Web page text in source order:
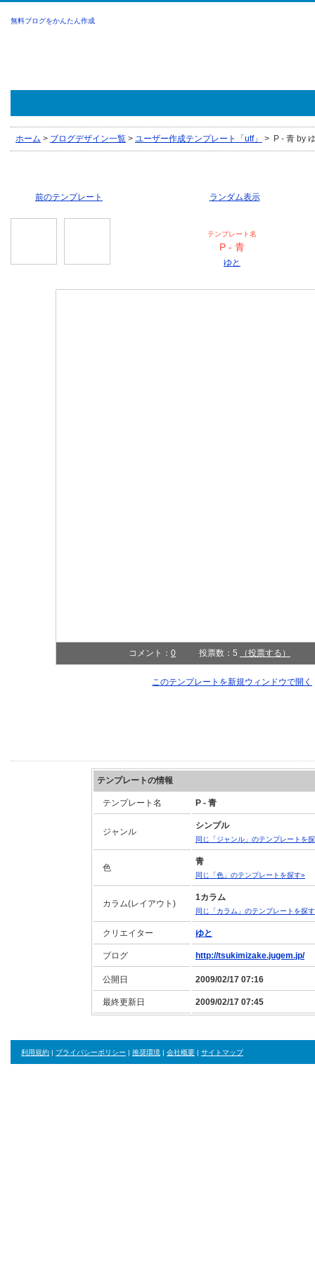
無料ブログをかんたん作成
ホーム > ブログデザイン一覧 > ユーザー作成テンプレート「utf」 > P - 青 by
前のテンプレート ランダム表示
テンプレート名
P - 青
ゆと
コメント： 0 投票数：5 （投票する）
このテンプレートを新規ウィンドウで開く
テンプレートの情報
テンプレート名 P - 青
ジャンル
シンプル
同じ「ジャンル」のテンプレートを
色
青
同じ「色」のテンプレートを探す»
カラム(レイアウト)
1カラム
同じ「カラム」のテンプレートを探
クリエイター ゆと
ブログ http://tsukimizake.jugem.jp/
公開日 2009/02/17 07:16
最終更新日 2009/02/17 07:45
利用規約 | プライバシーポリシー | 推奨環境 | 会社概要 | サイトマップ